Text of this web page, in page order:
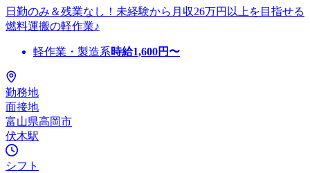
日勤のみ＆残業なし！未経験から月収26万円以上を目指せる
燃料運搬の軽作業♪
軽作業・製造系時給1,600円〜
勤務地
面接地
富山県高岡市
伏木駅
シフト